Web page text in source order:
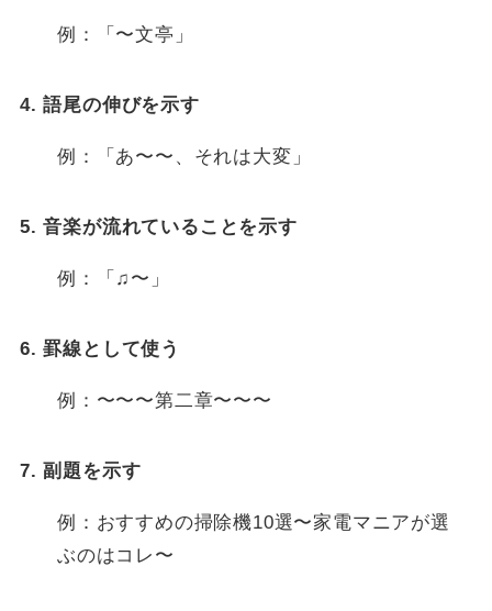
例：「〜文亭」
4. 語尾の伸びを示す
例：「あ〜〜、それは大変」
5. 音楽が流れていることを示す
例：「♫〜」
6. 罫線として使う
例：〜〜〜第二章〜〜〜
7. 副題を示す
例：おすすめの掃除機10選〜家電マニアが選
ぶのはコレ〜